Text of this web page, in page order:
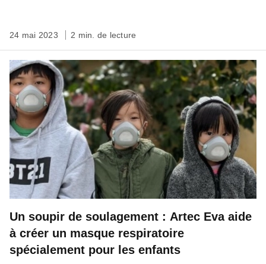
24 mai 2023 2 min. de lecture
Un soupir de soulagement : Artec Eva aide
à créer un masque respiratoire
spécialement pour les enfants